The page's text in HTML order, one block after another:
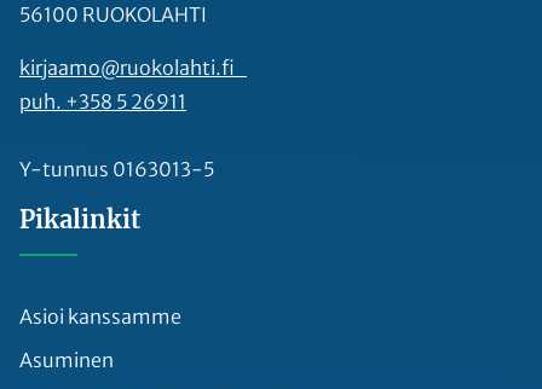
56100 RUOKOLAHTI
kirjaamo@ruokolahti.fi
puh. +358 5 26911
Y-tunnus 0163013-5
Pikalinkit
Asioi kanssamme
Asuminen